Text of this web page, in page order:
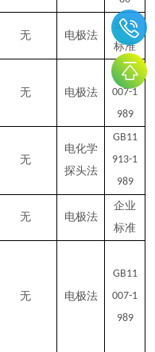
无 电极法
企业
标准
无 电极法
GB11
007-1
989
无
电化学
探头法
GB11
913-1
989
无 电极法
企业
标准
无 电极法
GB11
007-1
989